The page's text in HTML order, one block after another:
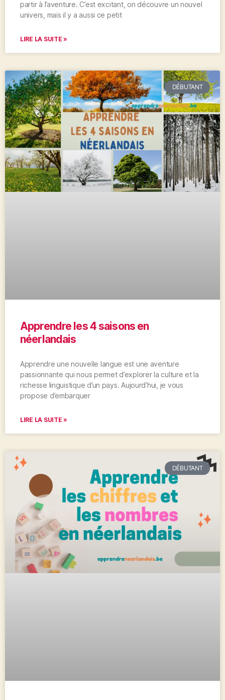
partir à l’aventure. C’est excitant, on découvre un nouvel
univers, mais il y a aussi ce petit
LIRE LA SUITE »
DÉBUTANT
Apprendre les 4 saisons en
néerlandais
Apprendre une nouvelle langue est une aventure
passionnante qui nous permet d’explorer la culture et la
richesse linguistique d’un pays. Aujourd’hui, je vous
propose d’embarquer
LIRE LA SUITE »
DÉBUTANT